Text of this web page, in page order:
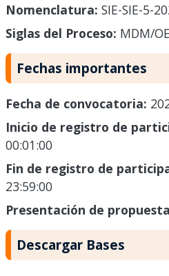
Nomenclatura: SIE-SIE-5-
Siglas del Proceso: MDM/
Fechas importantes
Fecha de convocatoria:
Inicio de registro de
00:01:00
Fin de registro de
23:59:00
Presentación de
Descargar Bases